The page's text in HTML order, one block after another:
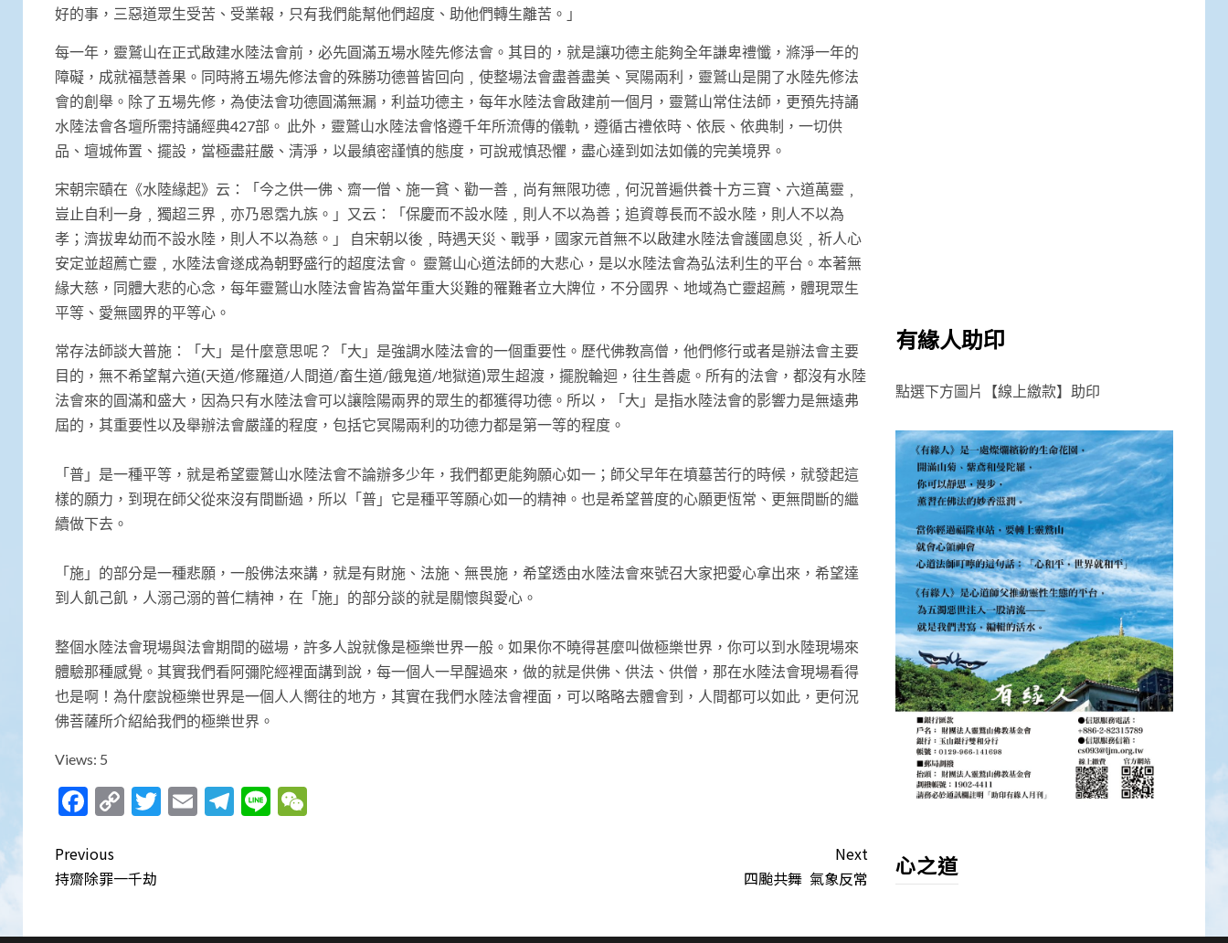
好的事，三惡道眾生受苦、受業報，只有我們能幫他們超度、助他們轉生離苦。」
每一年，靈鷲山在正式啟建水陸法會前，必先圓滿五場水陸先修法會。其目的，就是讓功德主能夠全年謙卑禮懺，滌淨一年的
障礙，成就福慧善果。同時將五場先修法會的殊勝功德普皆回向﹐使整場法會盡善盡美、冥陽兩利，靈鷲山是開了水陸先修法
會的創舉。除了五場先修，為使法會功德圓滿無漏，利益功德主，每年水陸法會啟建前一個月，靈鷲山常住法師，更預先持誦
水陸法會各壇所需持誦經典427部。 此外，靈鷲山水陸法會恪遵千年所流傳的儀軌，遵循古禮依時、依辰、依典制，一切供
品、壇城佈置、擺設，當極盡莊嚴、清淨，以最縝密謹慎的態度，可說戒慎恐懼，盡心達到如法如儀的完美境界。
宋朝宗賾在《水陸緣起》云：「今之供一佛、齋一僧、施一貧、勸一善﹐尚有無限功德﹐何況普遍供養十方三寶、六道萬靈﹐
豈止自利一身﹐獨超三界﹐亦乃恩霑九族。」又云：「保慶而不設水陸﹐則人不以為善；追資尊長而不設水陸，則人不以為
孝；濟拔卑幼而不設水陸，則人不以為慈。」 自宋朝以後﹐時遇天災、戰爭，國家元首無不以啟建水陸法會護國息災﹐祈人心
安定並超薦亡靈﹐水陸法會遂成為朝野盛行的超度法會。 靈鷲山心道法師的大悲心，是以水陸法會為弘法利生的平台。本著無
緣大慈，同體大悲的心念，每年靈鷲山水陸法會皆為當年重大災難的罹難者立大牌位，不分國界、地域為亡靈超薦，體現眾生
平等、愛無國界的平等心。
常存法師談大普施：「大」是什麼意思呢？「大」是強調水陸法會的一個重要性。歷代佛教高僧，他們修行或者是辦法會主要
目的，無不希望幫六道(天道/修羅道/人間道/畜生道/餓鬼道/地獄道)眾生超渡，擺脫輪迴，往生善處。所有的法會，都沒有水陸
法會來的圓滿和盛大，因為只有水陸法會可以讓陰陽兩界的眾生的都獲得功德。所以，「大」是指水陸法會的影響力是無遠弗
屆的，其重要性以及舉辦法會嚴謹的程度，包括它冥陽兩利的功德力都是第一等的程度。
「普」是一種平等，就是希望靈鷲山水陸法會不論辦多少年，我們都更能夠願心如一；師父早年在墳墓苦行的時候，就發起這
樣的願力，到現在師父從來沒有間斷過，所以「普」它是種平等願心如一的精神。也是希望普度的心願更恆常、更無間斷的繼
續做下去。
「施」的部分是一種悲願，一般佛法來講，就是有財施、法施、無畏施，希望透由水陸法會來號召大家把愛心拿出來，希望達
到人飢己飢，人溺己溺的普仁精神，在「施」的部分談的就是關懷與愛心。
整個水陸法會現場與法會期間的磁場，許多人說就像是極樂世界一般。如果你不曉得甚麼叫做極樂世界，你可以到水陸現場來
體驗那種感覺。其實我們看阿彌陀經裡面講到說，每一個人一早醒過來，做的就是供佛、供法、供僧，那在水陸法會現場看得
也是啊！為什麼說極樂世界是一個人人嚮往的地方，其實在我們水陸法會裡面，可以略略去體會到，人間都可以如此，更何況
佛菩薩所介紹給我們的極樂世界。
Views: 5
Facebook
CopyTwitter
EmailTelegram
Line
Post
navigation
Previous
持齋除罪一千劫
Next
四颱共舞 氣象反常
有緣人助印
點選下方圖片【線上繳款】助印
心之道